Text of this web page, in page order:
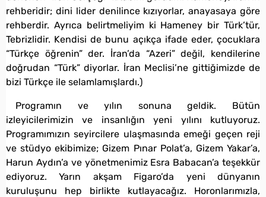
rehberidir; dini lider denilince kızıyorlar, anayasaya göre
rehberdir. Ayrıca belirtmeliyim ki Hameney bir Türk’tür,
Tebrizlidir. Kendisi de bunu açıkça ifade eder, çocuklara
“Türkçe öğrenin” der. İran’da “Azeri” değil, kendilerine
doğrudan “Türk” diyorlar. İran Meclisi’ne gittiğimizde de
bizi Türkçe ile selamlamışlardı.)
Programın ve yılın sonuna geldik. Bütün
izleyicilerimizin ve insanlığın yeni yılını kutluyoruz.
Programımızın seyircilere ulaşmasında emeği geçen reji
ve stüdyo ekibimize; Gizem Pınar Polat’a, Gizem Yakar’a,
Harun Aydın’a ve yönetmenimiz Esra Babacan’a teşekkür
ediyoruz. Yarın akşam Figaro’da yeni dünyanın
kuruluşunu hep birlikte kutlayacağız. Horonlarımızla,